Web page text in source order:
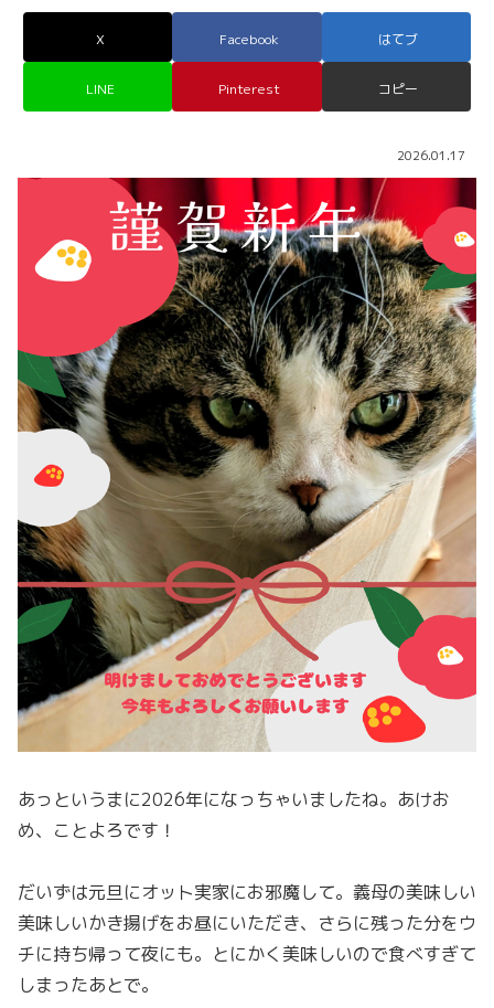
X Facebook はてブ
LINE Pinterest コピー
2026.01.17
あっというまに2026年になっちゃいましたね。あけお
め、ことよろです！
だいずは元旦にオット実家にお邪魔して。義母の美味しい
美味しいかき揚げをお昼にいただき、さらに残った分をウ
チに持ち帰って夜にも。とにかく美味しいので食べすぎて
しまったあとで。